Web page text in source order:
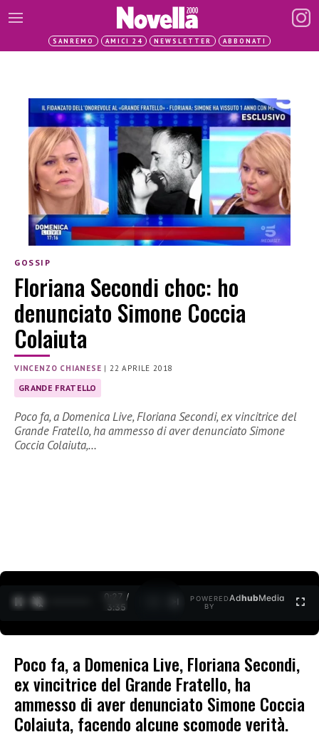
SANREMO AMICI 24 NEWSLETTER ABBONATI
GOSSIP
Floriana Secondi choc: ho
denunciato Simone Coccia
Colaiuta
VINCENZO CHIANESE |22 APRILE 2018
GRANDE FRATELLO
Poco fa, a Domenica Live, Floriana Secondi, ex vincitrice del
Grande Fratello, ha ammesso di aver denunciato Simone
Coccia Colaiuta,…
0:27 /
3:35
POWERED
BY
AdhubMedia
Poco fa, a Domenica Live, Floriana Secondi,
ex vincitrice del Grande Fratello, ha
ammesso di aver denunciato Simone Coccia
Colaiuta, facendo alcune scomode verità.